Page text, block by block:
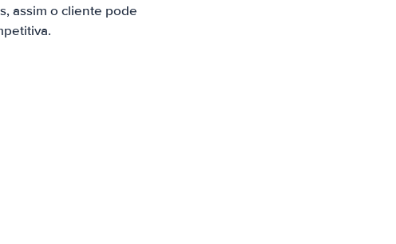
assim o cliente pode